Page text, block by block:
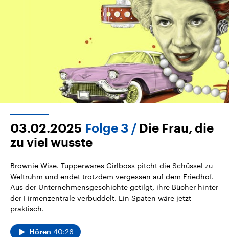
03.02.2025 Folge 3
Die Frau, die
zu viel wusste
Brownie Wise. Tupperwares Girlboss pitcht die Schüssel zu
Weltruhm und endet trotzdem vergessen auf dem Friedhof.
Aus der Unternehmensgeschichte getilgt, ihre Bücher hinter
der Firmenzentrale verbuddelt. Ein Spaten wäre jetzt
praktisch.
Hören 40:26